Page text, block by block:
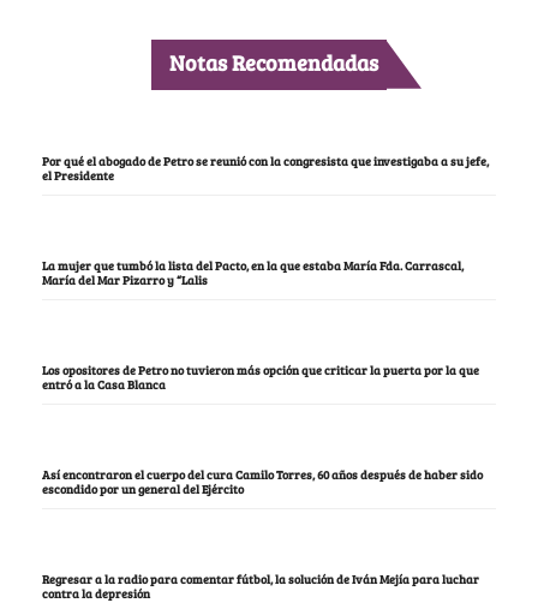
Notas Recomendadas
Por qué el abogado de Petro se reunió con la congresista que investigaba a su jefe,
el Presidente
La mujer que tumbó la lista del Pacto, en la que estaba María Fda. Carrascal,
María del Mar Pizarro y “Lalis
Los opositores de Petro no tuvieron más opción que criticar la puerta por la que
entró a la Casa Blanca
Así encontraron el cuerpo del cura Camilo Torres, 60 años después de haber sido
escondido por un general del Ejército
Regresar a la radio para comentar fútbol, la solución de Iván Mejía para luchar
contra la depresión